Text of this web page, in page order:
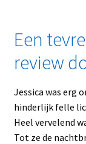
Een
review
Jessica was erg
hinderlijk felle
Heel vervelend
Tot ze de